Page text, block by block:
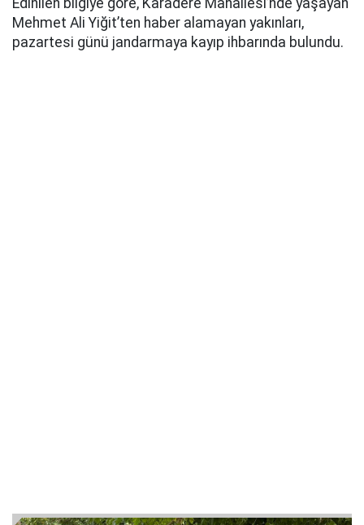
Mehmet Ali Yiğit’ten haber alamayan yakınları,
pazartesi günü jandarmaya kayıp ihbarında bulundu.